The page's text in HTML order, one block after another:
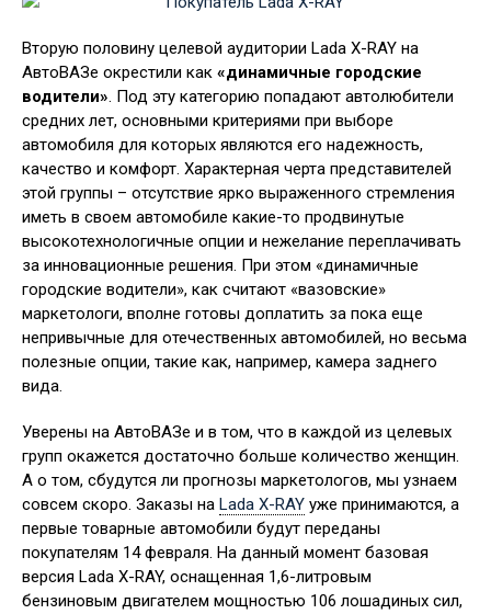
Вторую половину целевой аудитории Lada X-RAY на
АвтоВАЗе окрестили как «динамичные городские
водители». Под эту категорию попадают автолюбители
средних лет, основными критериями при выборе
автомобиля для которых являются его надежность,
качество и комфорт. Характерная черта представителей
этой группы – отсутствие ярко выраженного стремления
иметь в своем автомобиле какие-то продвинутые
высокотехнологичные опции и нежелание переплачивать
за инновационные решения. При этом «динамичные
городские водители», как считают «вазовские»
маркетологи, вполне готовы доплатить за пока еще
непривычные для отечественных автомобилей, но весьма
полезные опции, такие как, например, камера заднего
вида.
Уверены на АвтоВАЗе и в том, что в каждой из целевых
групп окажется достаточно больше количество женщин.
А о том, сбудутся ли прогнозы маркетологов, мы узнаем
совсем скоро. Заказы на Lada X-RAY уже принимаются, а
первые товарные автомобили будут переданы
покупателям 14 февраля. На данный момент базовая
версия Lada X-RAY, оснащенная 1,6-литровым
бензиновым двигателем мощностью 106 лошадиных сил,